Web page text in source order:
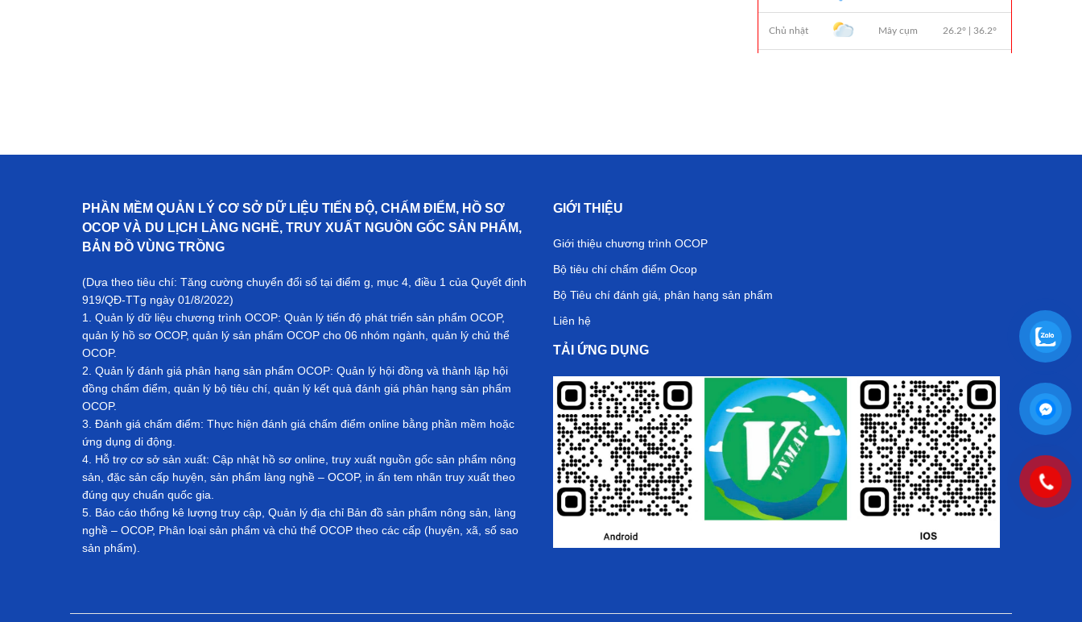
PHẦN MỀM QUẢN LÝ CƠ SỞ DỮ LIỆU TIẾN ĐỘ, CHẤM ĐIỂM, HỒ SƠ
OCOP VÀ DU LỊCH LÀNG NGHỀ, TRUY XUẤT NGUỒN GỐC SẢN PHẨM,
BẢN ĐỒ VÙNG TRỒNG
(Dựa theo tiêu chí: Tăng cường chuyển đổi số tại điểm g, mục 4, điều 1 của Quyết định
919/QĐ-TTg ngày 01/8/2022)
1. Quản lý dữ liệu chương trình OCOP: Quản lý tiến độ phát triển sản phẩm OCOP,
quản lý hồ sơ OCOP, quản lý sản phẩm OCOP cho 06 nhóm ngành, quản lý chủ thể
OCOP.
2. Quản lý đánh giá phân hạng sản phẩm OCOP: Quản lý hội đồng và thành lập hội
đồng chấm điểm, quản lý bộ tiêu chí, quản lý kết quả đánh giá phân hạng sản phẩm
OCOP.
3. Đánh giá chấm điểm: Thực hiện đánh giá chấm điểm online bằng phần mềm hoặc
ứng dụng di động.
4. Hỗ trợ cơ sở sản xuất: Cập nhật hồ sơ online, truy xuất nguồn gốc sản phẩm nông
sản, đặc sản cấp huyện, sản phẩm làng nghề – OCOP, in ấn tem nhãn truy xuất theo
đúng quy chuẩn quốc gia.
5. Báo cáo thống kê lượng truy cập, Quản lý địa chỉ Bản đồ sản phẩm nông sản, làng
nghề – OCOP, Phân loại sản phẩm và chủ thể OCOP theo các cấp (huyện, xã, số sao
sản phẩm).
GIỚI THIỆU
Giới thiệu chương trình OCOP
Bộ tiêu chí chấm điểm Ocop
Bộ Tiêu chí đánh giá, phân hạng sản phẩm
Liên hệ
TẢI ỨNG DỤNG